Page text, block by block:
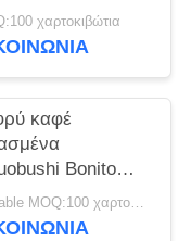
Bonito 500g
προέλευσης
χαρτοκιβώτια
καφέ
Bonito
Παραδοσιακή
λιχουδιά
negotiable MOQ:100 χαρτοκιβώτια